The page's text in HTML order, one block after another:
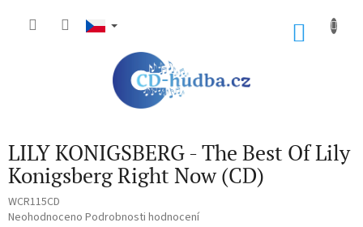
LILY KONIGSBERG - The Best Of Lily
Konigsberg Right Now (CD)
WCR115CD
Průměrné
Neohodnoceno Podrobnosti hodnocení